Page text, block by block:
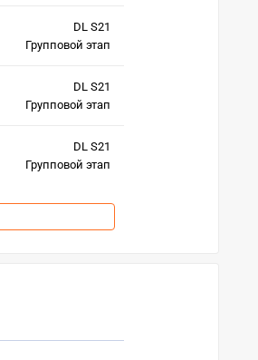
DL S21
Групповой этап
DL S21
Групповой этап
DL S21
Групповой этап